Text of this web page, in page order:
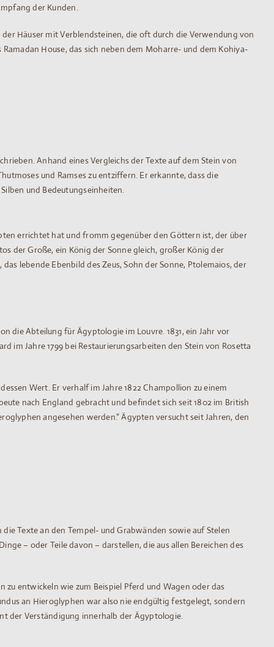
der Kunden.
Häuser mit Verblendsteinen, die oft durch die Verwendung von
House, das sich neben dem Moharre- und dem Kohiya-
Anhand eines Vergleichs der Texte auf dem Stein von
und Ramses zu entziffern. Er erkannte, dass die
und Bedeutungseinheiten.
errichtet hat und fromm gegenüber den Göttern ist, der über
der Große, ein König der Sonne gleich, großer König der
lebende Ebenbild des Zeus, Sohn der Sonne, Ptolemaios, der
die Abteilung für Ägyptologie im Louvre. 1831, ein Jahr vor
im Jahre 1799 bei Restaurierungsarbeiten den Stein von Rosetta
Wert. Er verhalf im Jahre 1822 Champollion zu einem
nach England gebracht und befindet sich seit 1802 im British
angesehen werden.“ Ägypten versucht seit Jahren, den
Texte an den Tempel- und Grabwänden sowie auf Stelen
– oder Teile davon – darstellen, die aus allen Bereichen des
entwickeln wie zum Beispiel Pferd und Wagen oder das
an Hieroglyphen war also nie endgültig festgelegt, sondern
der Verständigung innerhalb der Ägyptologie.